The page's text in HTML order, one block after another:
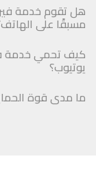
هل تقوم خدمة
مسبقًا على
كيف تحمي خدمة
يوتيوب؟
ما مدى قوة